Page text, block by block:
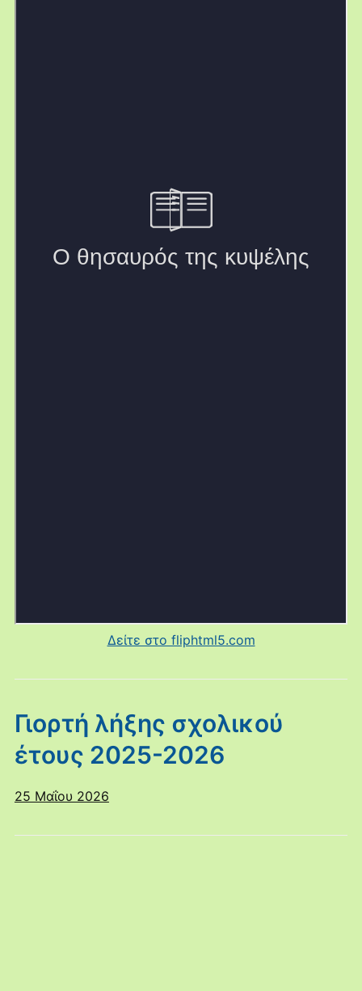
Δείτε στο fliphtml5.com
Γιορτή λήξης σχολικού
έτους 2025-2026
25 Μαΐου 2026